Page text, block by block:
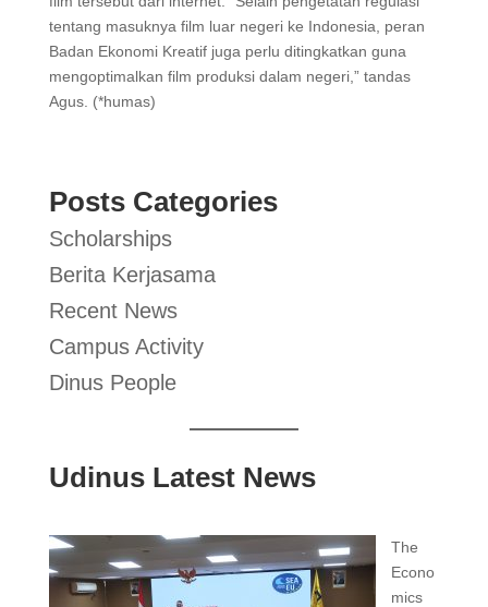
tentang masuknya film luar negeri ke Indonesia, peran
Badan Ekonomi Kreatif juga perlu ditingkatkan guna
mengoptimalkan film produksi dalam negeri,” tandas
Agus. (*humas)
Posts Categories
Scholarships
Berita Kerjasama
Recent News
Campus Activity
Dinus People
Udinus Latest News
The
Econo
mics